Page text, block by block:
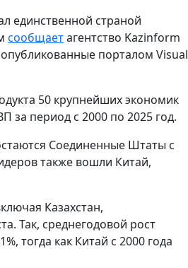
единственной страной
сообщаетагентство Kazinform
порталом Visual
50 крупнейших экономик
за период с 2000 по 2025 год.
Соединенные Штаты с
также вошли Китай,
Казахстан,
Так, среднегодовой рост
тогда как Китай с 2000 года